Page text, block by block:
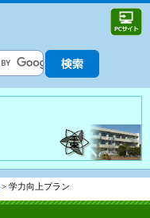
> 学力向上プラン